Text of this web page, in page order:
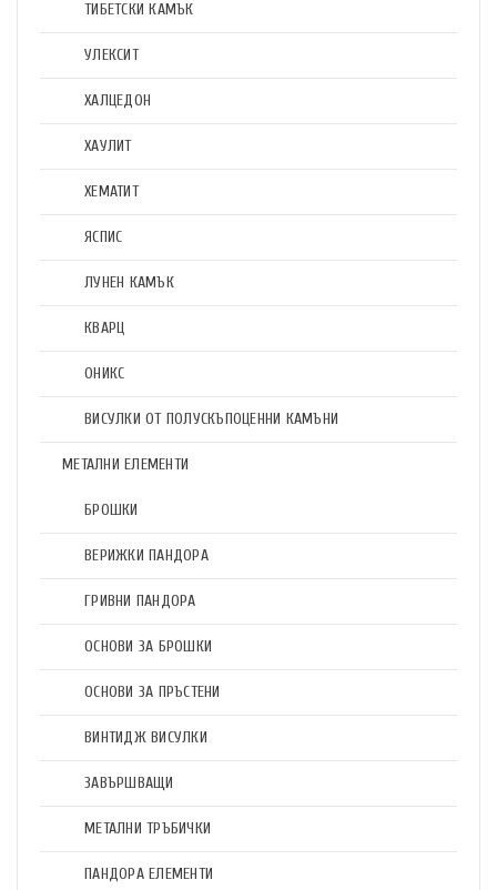
ТИБЕТСКИ КАМЪК
УЛЕКСИТ
ХАЛЦЕДОН
ХАУЛИТ
ХЕМАТИТ
ЯСПИС
ЛУНЕН КАМЪК
КВАРЦ
ОНИКС
ВИСУЛКИ ОТ ПОЛУСКЪПОЦЕННИ КАМЪНИ
МЕТАЛНИ ЕЛЕМЕНТИ
БРОШКИ
ВЕРИЖКИ ПАНДОРА
ГРИВНИ ПАНДОРА
ОСНОВИ ЗА БРОШКИ
ОСНОВИ ЗА ПРЪСТЕНИ
ВИНТИДЖ ВИСУЛКИ
ЗАВЪРШВАЩИ
МЕТАЛНИ ТРЪБИЧКИ
ПАНДОРА ЕЛЕМЕНТИ